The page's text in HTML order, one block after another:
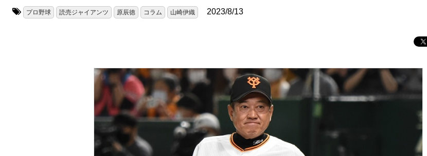
プロ野球 読売ジャイアンツ 原辰徳 コラム 山崎伊織 2023/8/13